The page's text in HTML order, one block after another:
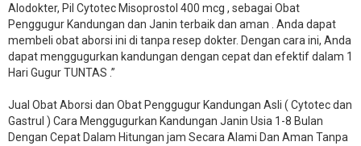
Alodokter, Pil Cytotec Misoprostol 400 mcg , sebagai Obat
Penggugur Kandungan dan Janin terbaik dan aman . Anda dapat
membeli obat aborsi ini di tanpa resep dokter. Dengan cara ini, Anda
dapat menggugurkan kandungan dengan cepat dan efektif dalam 1
Hari Gugur TUNTAS .”
Jual Obat Aborsi dan Obat Penggugur Kandungan Asli ( Cytotec dan
Gastrul ) Cara Menggugurkan Kandungan Janin Usia 1-8 Bulan
Dengan Cepat Dalam Hitungan jam Secara Alami Dan Aman Tanpa